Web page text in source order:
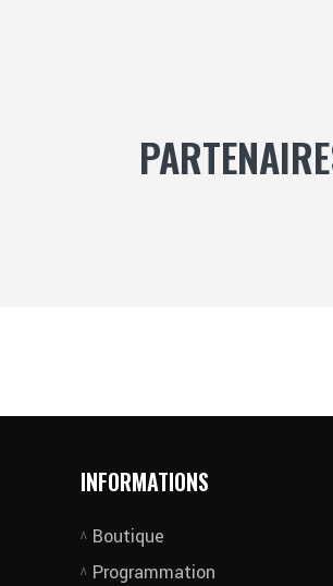
INFORMATIONS
Boutique
Programmation